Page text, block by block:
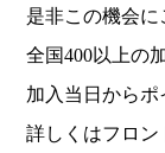
是非この機会に
全国400以上の
加入当日からポ
詳しくはフロン